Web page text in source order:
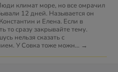
климат море, но все омрачил
12 дней. Называется он
и Елена. Если в
то сразу закрывайте тему.
нельзя сказать с
У Совка тоже можн... →